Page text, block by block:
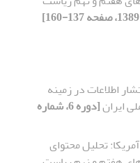
اطلاعات در زمینه
ایران
[دوره 6، شماره
تحلیل محتوای